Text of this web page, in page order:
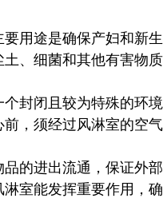
要用途是确保产妇和新
、细菌和其他有害物
个封闭且较为特殊的环
，须经过风淋室的空
的进出流通，保证外
室能发挥重要作用，